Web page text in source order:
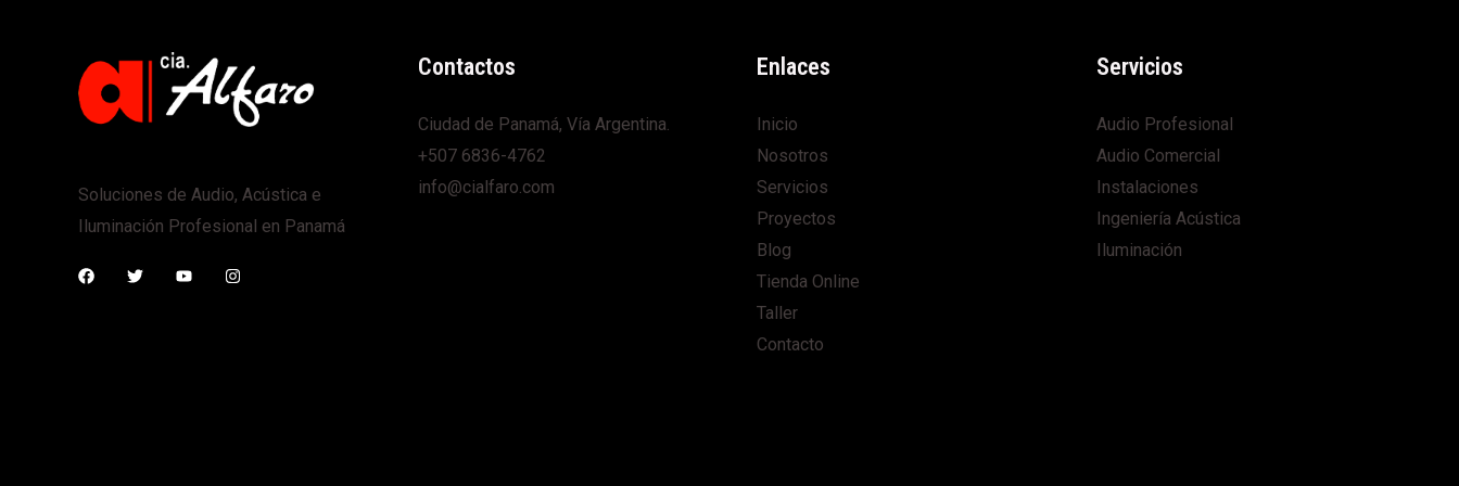
Soluciones de Audio, Acústica e
Iluminación Profesional en Panamá
Contactos
Ciudad de Panamá, Vía Argentina.
+507 6836-4762
info@cialfaro.com
Enlaces
Inicio
Nosotros
Servicios
Proyectos
Blog
Tienda Online
Taller
Contacto
Servicios
Audio Profesional
Audio Comercial
Instalaciones
Ingeniería Acústica
Iluminación